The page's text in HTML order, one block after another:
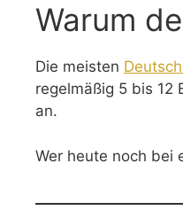
Warum
Die meisten
regelmäßig 5 bis 12
an.
Wer heute noch bei